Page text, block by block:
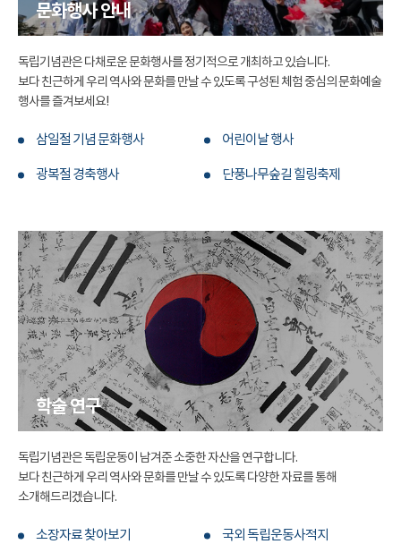
문화행사 안내
독립기념관은 다채로운 문화행사를 정기적으로 개최하고 있습니다.
보다 친근하게 우리 역사와 문화를 만날 수 있도록 구성된 체험 중심의 문화예술
행사를 즐겨보세요!
삼일절 기념 문화행사 어린이날 행사
광복절 경축행사 단풍나무숲길 힐링축제
학술 연구
독립기념관은 독립운동이 남겨준 소중한 자산을 연구합니다.
보다 친근하게 우리 역사와 문화를 만날 수 있도록 다양한 자료를 통해
소개해드리겠습니다.
소장자료 찾아보기 국외 독립운동사적지